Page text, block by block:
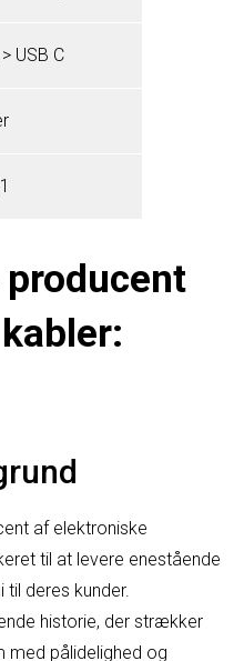
USB C
af elektroniske
til at levere enestående
deres kunder.
historie, der strækker
med pålidelighed og